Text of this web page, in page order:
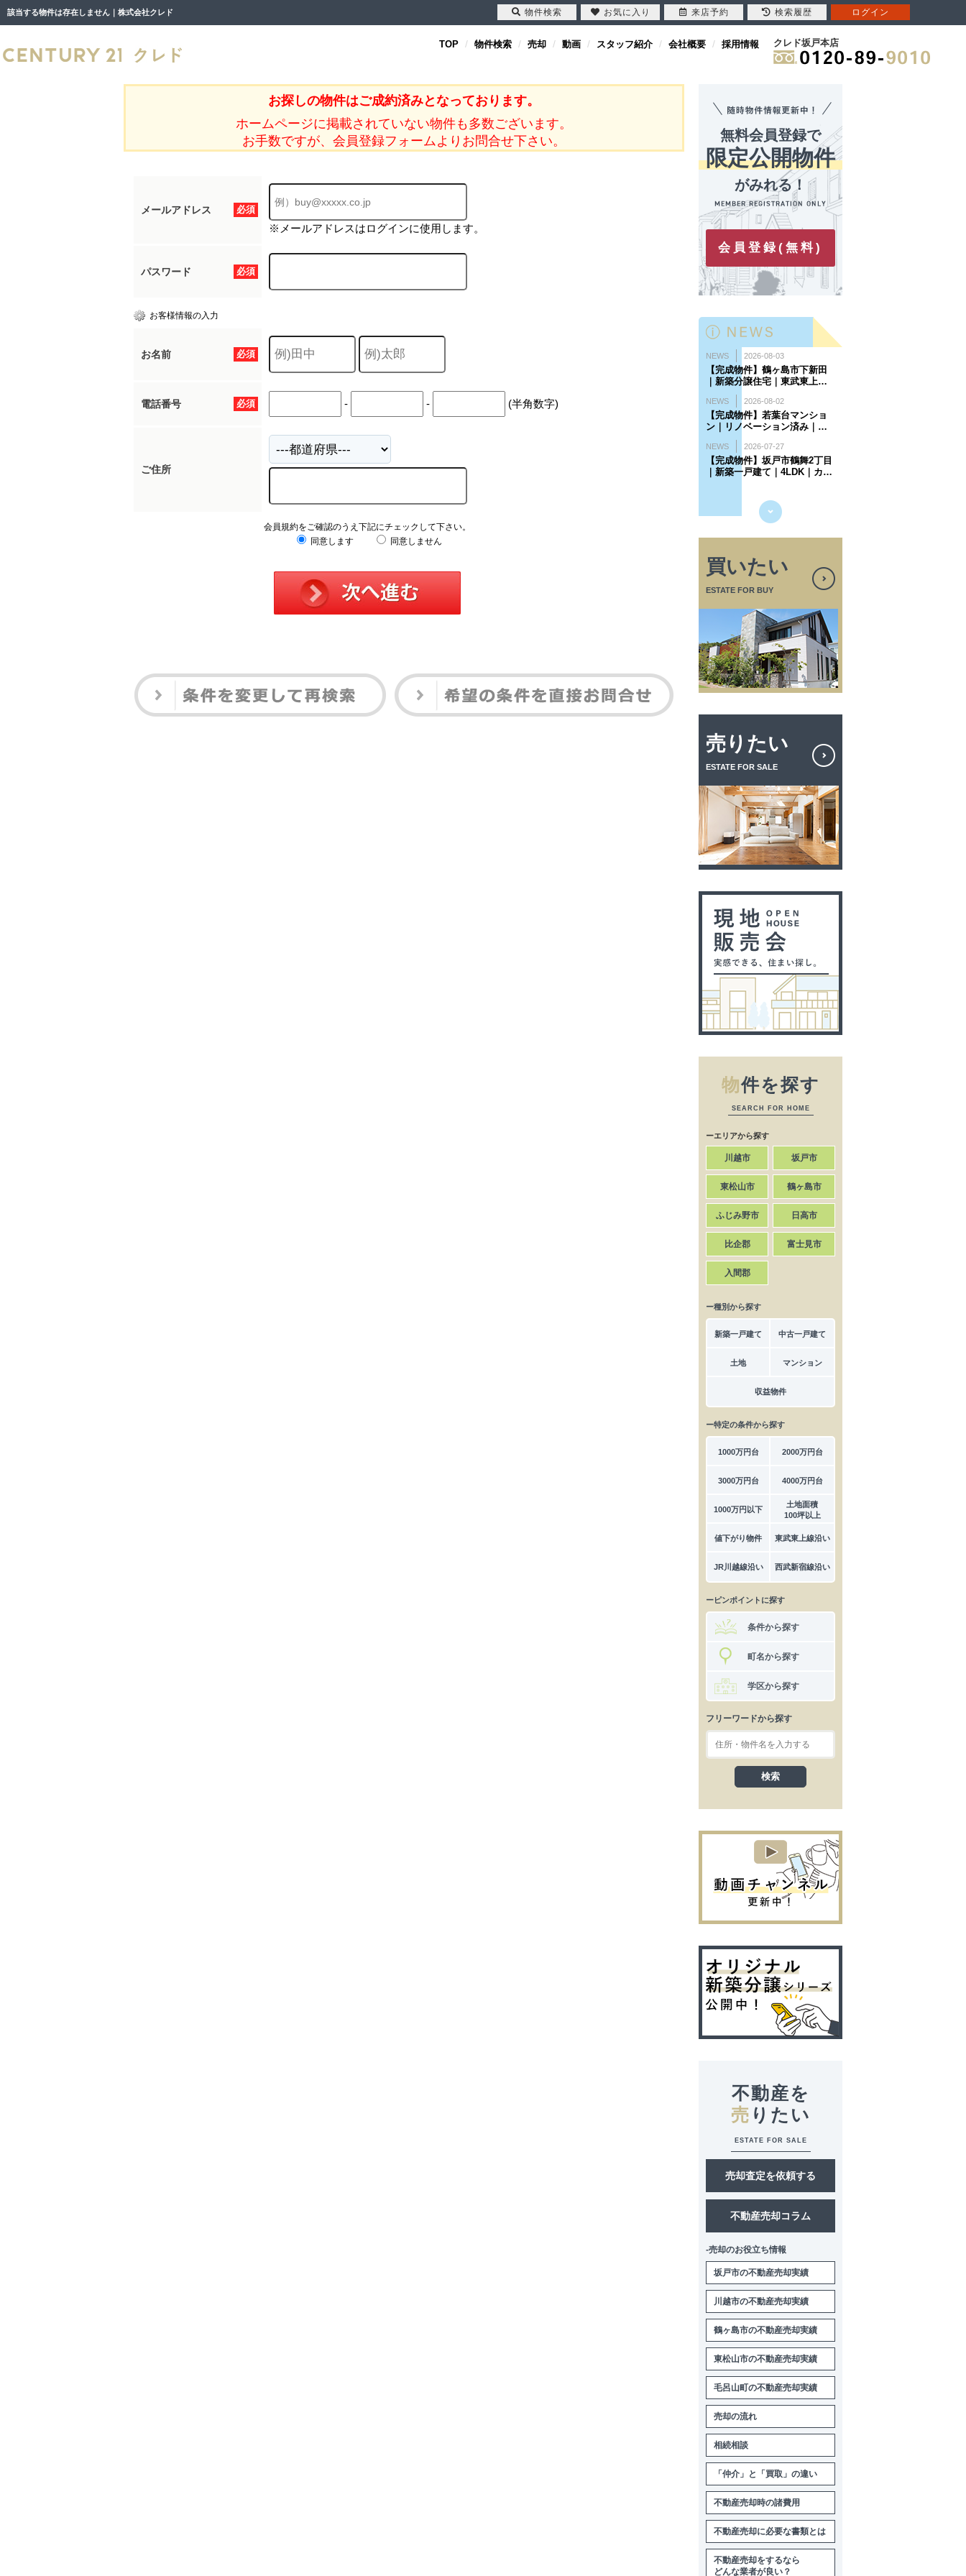
該当する物件は存在しません｜株式会社クレド
TOP 物件検索 売却 動画 スタッフ紹介 会社概要 採用情報 クレド坂戸本店
お探しの物件はご成約済みとなっております。
ホームページに掲載されていない物件も多数ございます。
お手数ですが、会員登録フォームよりお問合せ下さい。
必須
メールアドレス
※メールアドレスはログインに使用します。
必須
パスワード
お客様情報の入力
必須
お名前
必須
電話番号 - - (半角数字)
ご住所
会員規約をご確認のうえ下記にチェックして下さい。
同意します
同意しません
無料会員登録で
限定公開物件
がみれる！
会員登録(無料)
買いたい
ESTATE FOR BUY
売りたい
ESTATE FOR SALE
物件を探す
SEARCH FOR HOME
ーエリアから探す
川越市 坂戸市
東松山市 鶴ヶ島市
ふじみ野市 日高市
比企郡 富士見市
入間郡
ー種別から探す
新築一戸建て 中古一戸建て
土地 マンション
収益物件
ー特定の条件から探す
1000万円台 2000万円台
3000万円台 4000万円台
1000万円以下
土地面積
100坪以上
値下がり物件 東武東上線沿い
JR川越線沿い 西武新宿線沿い
ーピンポイントに探す
条件から探す
町名から探す
学区から探す
フリーワードから探す
不動産を
売 りたい
ESTATE FOR SALE
売却査定を依頼する
不動産売却コラム
-売却のお役立ち情報
坂戸市の不動産売却実績
川越市の不動産売却実績
鶴ヶ島市の不動産売却実績
東松山市の不動産売却実績
毛呂山町の不動産売却実績
売却の流れ
相続相談
「仲介」と「買取」の違い
不動産売却時の諸費用
不動産売却に必要な書類とは
不動産売却をするなら
どんな業者が良い？
物件検索 お気に入り 来店予約 検索履歴 ログイン